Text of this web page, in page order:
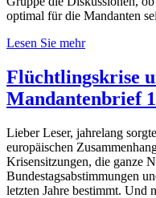
optimal für die Mandanten
Lesen Sie mehr
Flüchtlingskrise
Mandantenbrief
Lieber Leser, jahrelang
europäischen
Krisensitzungen, die ganze
Bundestagsabstimmungen
letzten Jahre bestimmt. Und